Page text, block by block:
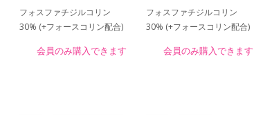
フォスファチジルコリン
30% (+フォースコリン配合)
会員のみ購入できます
フォスファチジルコリン
30% (+フォースコリン配合)
会員のみ購入できます